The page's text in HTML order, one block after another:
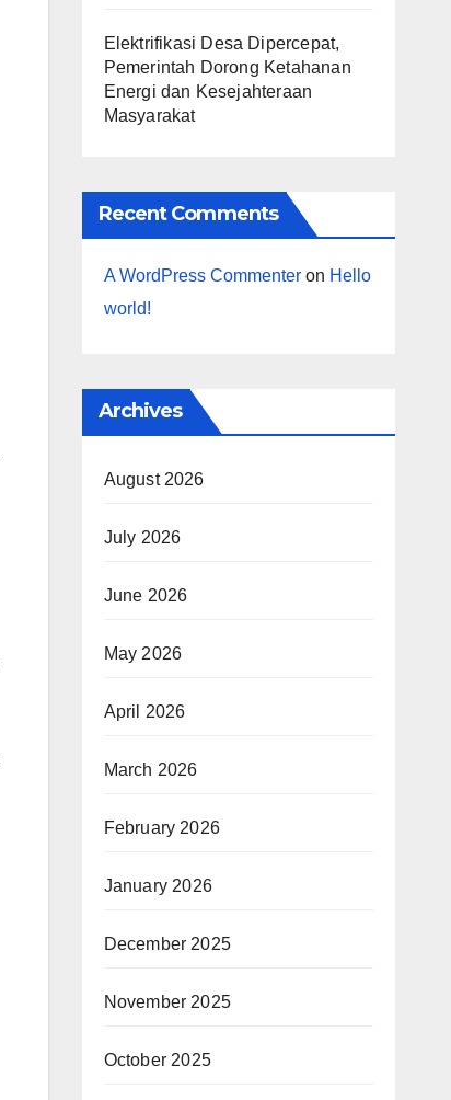
Elektrifikasi Desa Dipercepat,
Pemerintah Dorong Ketahanan
Energi dan Kesejahteraan
Masyarakat
Recent Comments
A WordPress Commenteron Hello
world!
Archives
August 2026
July 2026
June 2026
May 2026
April 2026
March 2026
February 2026
January 2026
December 2025
November 2025
October 2025